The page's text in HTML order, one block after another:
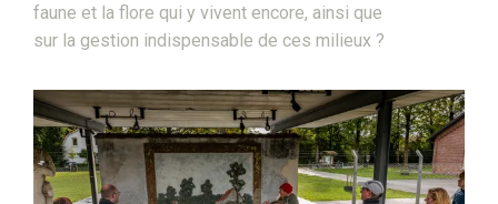
faune et la flore qui y vivent encore, ainsi que
sur la gestion indispensable de ces milieux ?